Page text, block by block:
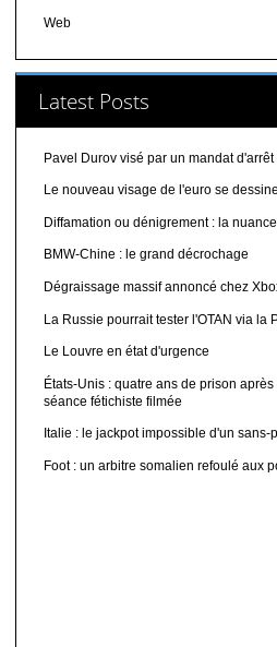
Web
Latest Posts
Pavel Durov visé par un mandat
Le nouveau visage de l'euro se dessine
Diffamation ou dénigrement : la
BMW-Chine : le grand décrochage
Dégraissage massif annoncé chez
La Russie pourrait tester l'OTAN via la
Le Louvre en état d'urgence
États-Unis : quatre ans de prison après
séance fétichiste filmée
Italie : le jackpot impossible d'un sans-
Foot : un arbitre somalien refoulé aux